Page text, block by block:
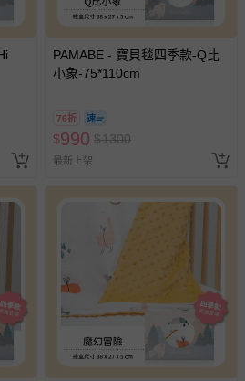
PAMABE - 寶貝毯四季款-Q比
小象-75*110cm
76折
$990 $1300
最新上架